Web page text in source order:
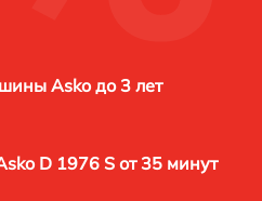
Asko до 3 лет
D 1976 S от 35 минут